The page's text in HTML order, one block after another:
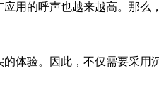
用的呼声也越来越高。那么
体验。因此，不仅需要采用